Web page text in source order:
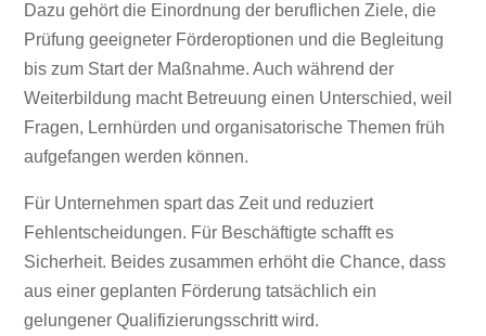
Dazu gehört die Einordnung der beruflichen Ziele, die
Prüfung geeigneter Förderoptionen und die Begleitung
bis zum Start der Maßnahme. Auch während der
Weiterbildung macht Betreuung einen Unterschied, weil
Fragen, Lernhürden und organisatorische Themen früh
aufgefangen werden können.
Für Unternehmen spart das Zeit und reduziert
Fehlentscheidungen. Für Beschäftigte schafft es
Sicherheit. Beides zusammen erhöht die Chance, dass
aus einer geplanten Förderung tatsächlich ein
gelungener Qualifizierungsschritt wird.